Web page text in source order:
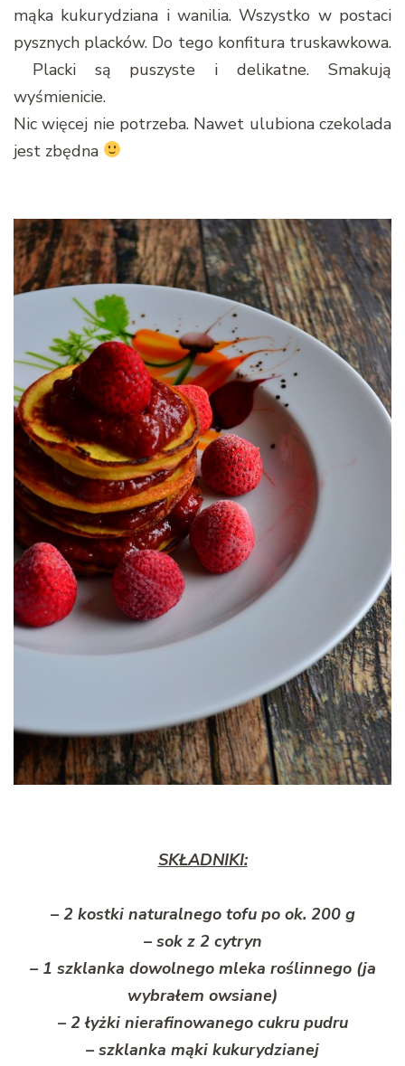
mąka kukurydziana i wanilia. Wszystko w postaci
pysznych placków. Do tego konfitura truskawkowa.
Placki są puszyste i delikatne. Smakują
wyśmienicie.
Nic więcej nie potrzeba. Nawet ulubiona czekolada
jest zbędna
SKŁADNIKI:
– 2 kostki naturalnego tofu po ok. 200 g
– sok z 2 cytryn
– 1 szklanka dowolnego mleka roślinnego (ja
wybrałem owsiane)
– 2 łyżki nierafinowanego cukru pudru
– szklanka mąki kukurydzianej